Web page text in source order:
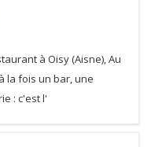
à Oisy (Aisne), Au
la fois un bar, une
: c'est l'